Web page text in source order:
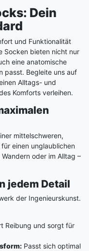
Dein
und Funktionalität
Socken bieten nicht nur
eine anatomische
passt. Begleite uns auf
Alltags- und
Komforts verleihen.
mittelschweren,
einen unglaublichen
oder im Alltag –
jedem Detail
der Ingenieurskunst.
Reibung und sorgt für
Passt sich optimal